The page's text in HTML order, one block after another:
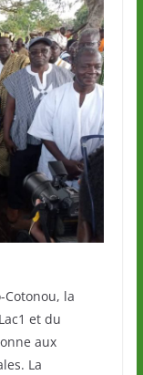
Cotonou, la
et du
aux
La